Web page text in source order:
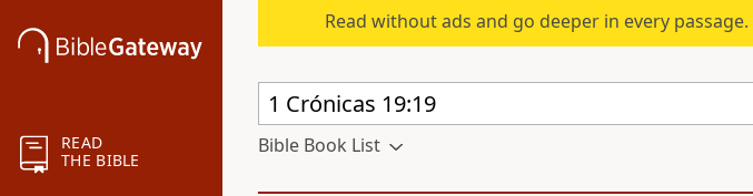
READ
THE BIBLE
Read without ads and go deeper in every passage.
Bible Book List